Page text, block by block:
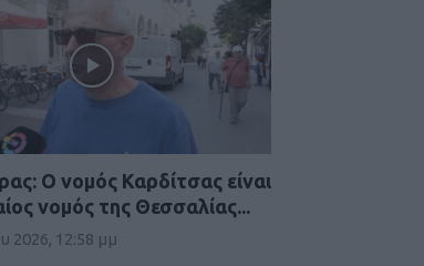
Ο νομός Καρδίτσας είναι
νομός της Θεσσαλίας...
2026, 12:58 μμ